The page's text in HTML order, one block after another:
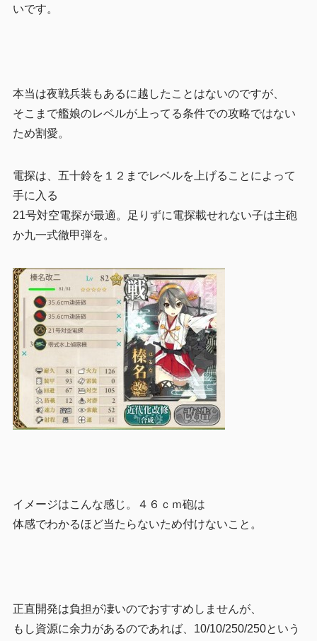
いです。
本当は夜戦兵装もあるに越したことはないのですが、
そこまで艦娘のレベルが上ってる条件での攻略ではない
ため割愛。
電探は、五十鈴を１２までレベルを上げることによって
手に入る
21号対空電探が最適。足りずに電探載せれない子は主砲
か九一式徹甲弾を。
イメージはこんな感じ。４６ｃｍ砲は
体感でわかるほど当たらないため付けないこと。
正直開発は負担が凄いのでおすすめしませんが、
もし資源に余力があるのであれば、10/10/250/250という